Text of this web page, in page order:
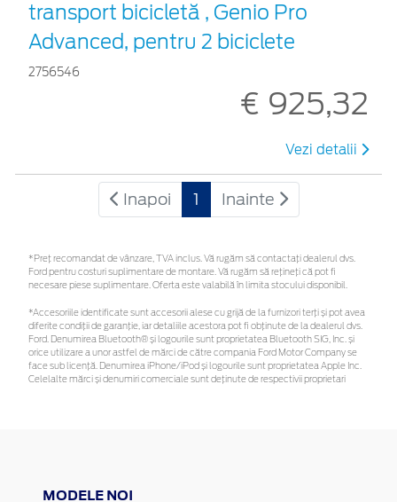
transport bicicletă , Genio Pro
Advanced, pentru 2 biciclete
2756546
€ 925,32
Vezi detalii
Inapoi 1 Inainte
*Preţ recomandat de vânzare, TVA inclus. Vă rugăm să contactaţi dealerul dvs.
Ford pentru costuri suplimentare de montare. Vă rugăm să rețineți că pot fi
necesare piese suplimentare. Oferta este valabilă în limita stocului disponibil.
*Accesoriile identificate sunt accesorii alese cu grijă de la furnizori terți și pot avea
diferite condiții de garanție, iar detaliile acestora pot fi obținute de la dealerul dvs.
Ford. Denumirea Bluetooth® și logourile sunt proprietatea Bluetooth SIG, Inc. și
orice utilizare a unor astfel de mărci de către compania Ford Motor Company se
face sub licență. Denumirea iPhone/iPod și logourile sunt proprietatea Apple Inc.
Celelalte mărci și denumiri comerciale sunt deținute de respectivii proprietari
MODELE NOI